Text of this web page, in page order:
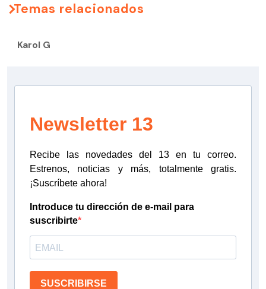
Temas relacionados
Karol G
Newsletter 13
Recibe las novedades del 13 en tu correo.
Estrenos, noticias y más, totalmente gratis.
¡Suscríbete ahora!
Introduce tu dirección de e-mail para
suscribirte
SUSCRIBIRSE